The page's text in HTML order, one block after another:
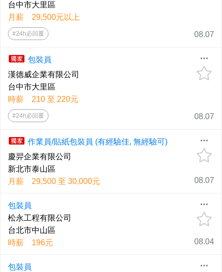
台中市大里區
月薪 29,500元以上
#24h必回覆 08.07
包裝員
漢德威企業有限公司
台中市大里區
時薪 210 至 220元
#24h必回覆 08.07
作業員/貼紙包裝員 (有經驗佳, 無經驗可)
慶羿企業有限公司
新北市泰山區
月薪 29,500 至 30,000元
08.07
包裝員
松永工程有限公司
台北市中山區
時薪 196元
08.04
包裝員